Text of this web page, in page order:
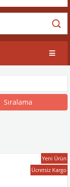
Sıralama
Ücretsiz Kargo
Yeni Ürün